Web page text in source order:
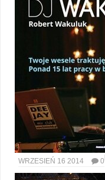
WRZESIEŃ 16 2014 0